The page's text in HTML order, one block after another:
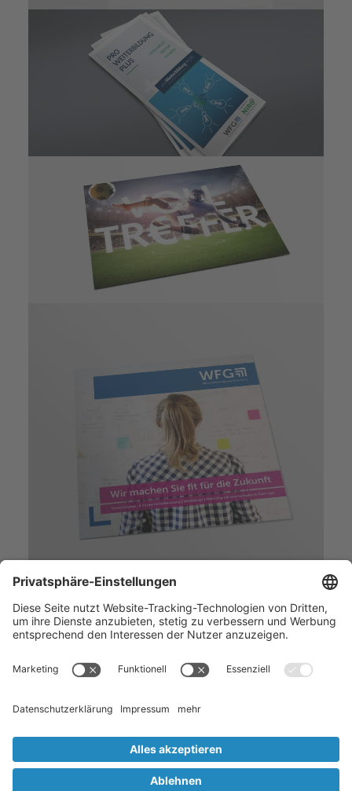
STARTSEITE
Home Kontakt
Datenschutz
Cookie-Einstellungen
Impressum